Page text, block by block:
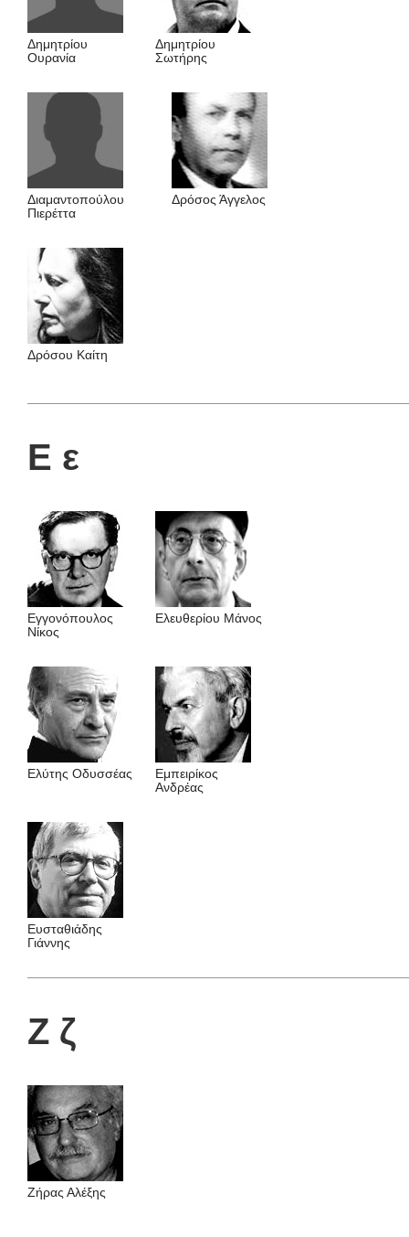
Δημητρίου
Oυρανία
Δημητρίου
Σωτήρης
Διαμαντοπούλου
Πιερέττα
Δρόσος Άγγελος
Δρόσου Kαίτη
Ε ε
Εγγονόπουλος
Νίκος
Ελευθερίου Μάνος
Ελύτης Οδυσσέας
Εμπειρίκος
Ανδρέας
Ευσταθιάδης
Γιάννης
Ζ ζ
Ζήρας Αλέξης